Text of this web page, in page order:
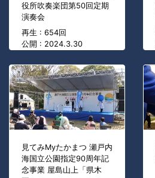
役所吹奏楽団第50回定期
演奏会
再生 : 654回
公開 : 2024.3.30
見てみMyたかまつ 瀬戸内
海国立公園指定90周年記
念事業 屋島山上「県木